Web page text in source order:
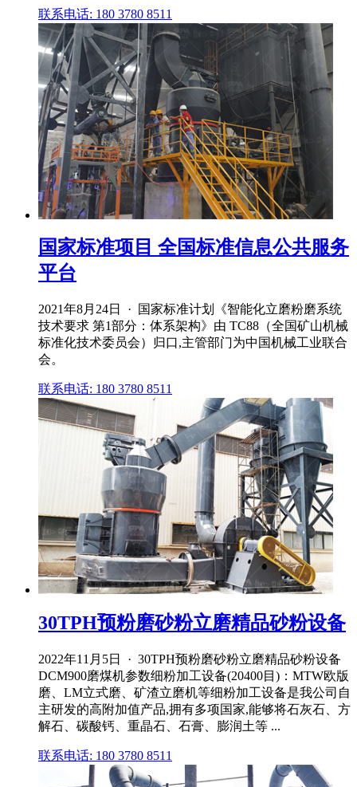
联系电话: 180 3780 8511
国家标准项目 全国标准信息公共服务
平台
2021年8月24日 · 国家标准计划《智能化立磨粉磨系统
技术要求 第1部分：体系架构》由 TC88（全国矿山机械
标准化技术委员会）归口,主管部门为中国机械工业联合
会。
联系电话: 180 3780 8511
30TPH预粉磨砂粉立磨精品砂粉设备
2022年11月5日 · 30TPH预粉磨砂粉立磨精品砂粉设备
DCM900磨煤机参数细粉加工设备(20400目)：MTW欧版
磨、LM立式磨、矿渣立磨机等细粉加工设备是我公司自
主研发的高附加值产品,拥有多项国家,能够将石灰石、方
解石、碳酸钙、重晶石、石膏、膨润土等 ...
联系电话: 180 3780 8511